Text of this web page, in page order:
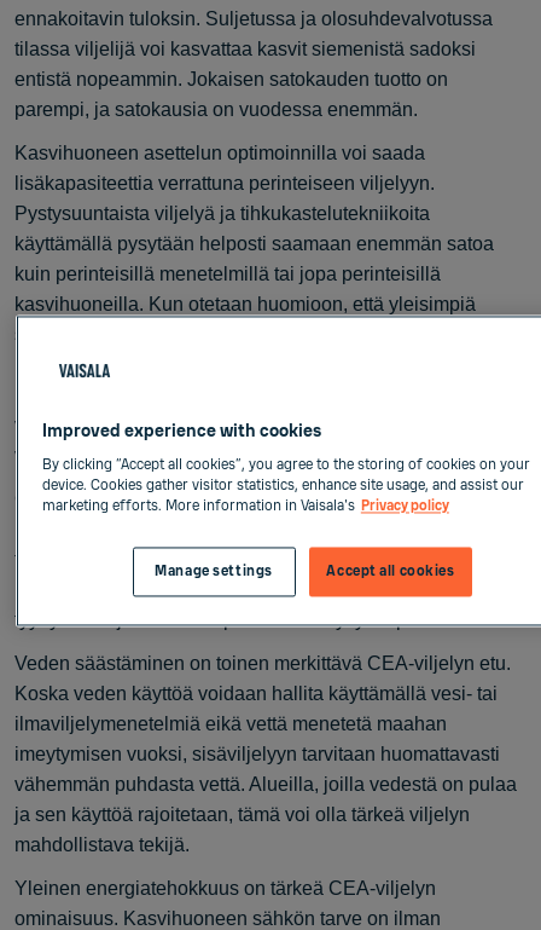
ennakoitavin tuloksin. Suljetussa ja olosuhdevalvotussa
tilassa viljelijä voi kasvattaa kasvit siemenistä sadoksi
entistä nopeammin. Jokaisen satokauden tuotto on
parempi, ja satokausia on vuodessa enemmän.
Kasvihuoneen asettelun optimoinnilla voi saada
lisäkapasiteettia verrattuna perinteiseen viljelyyn.
Pystysuuntaista viljelyä ja tihkukastelutekniikoita
käyttämällä pysytään helposti saamaan enemmän satoa
kuin perinteisillä menetelmillä tai jopa perinteisillä
kasvihuoneilla. Kun otetaan huomioon, että yleisimpiä
sisätiloissa kasvatettavia hyötykasveja ovat vihannekset,
köynnöskasvit, kukat ja muut taimikasvatuskasvit,
vain valaistusresurssit. Valaistuksen hinta taas on laskenut
viime vuosina merkittävästi.
CEA-viljelyssä on etuna myös vähentynyt torjunta-aineiden
toteuttaa. Tuloksena on puhtaampi ympäristö, kestävän
kehityksen mukainen kasvinsuojelu, ja mahdollisuus
tyydyttää torjunta-ainevapaan ruoan kysyntä paremmin.
Veden säästäminen on toinen merkittävä CEA-viljelyn etu.
Koska veden käyttöä voidaan hallita käyttämällä vesi- tai
ilmaviljelymenetelmiä eikä vettä menetetä maahan
imeytymisen vuoksi, sisäviljelyyn tarvitaan huomattavasti
vähemmän puhdasta vettä. Alueilla, joilla vedestä on pulaa
ja sen käyttöä rajoitetaan, tämä voi olla tärkeä viljelyn
mahdollistava tekijä.
Yleinen energiatehokkuus on tärkeä CEA-viljelyn
ominaisuus. Kasvihuoneen sähkön tarve on ilman
Improved experience with cookies
By clicking “Accept all cookies”, you agree to the storing of cookies on your
device. Cookies gather visitor statistics, enhance site usage, and assist our
marketing efforts. More information in Vaisala's Privacy policy
Accept all cookies
Manage settings